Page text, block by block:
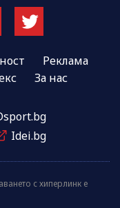
Реклама
За нас
Idei.bg
с хиперлинк е